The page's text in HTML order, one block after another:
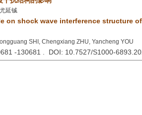
延铖
on shock wave interference structure
SHI, Chengxiang ZHU, Yancheng YOU
-130681 . DOI: 10.7527/S1000-